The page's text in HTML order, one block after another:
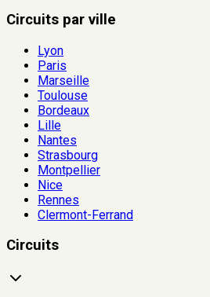
Circuits par ville
Lyon
Paris
Marseille
Toulouse
Bordeaux
Lille
Nantes
Strasbourg
Montpellier
Nice
Rennes
Clermont-Ferrand
Circuits